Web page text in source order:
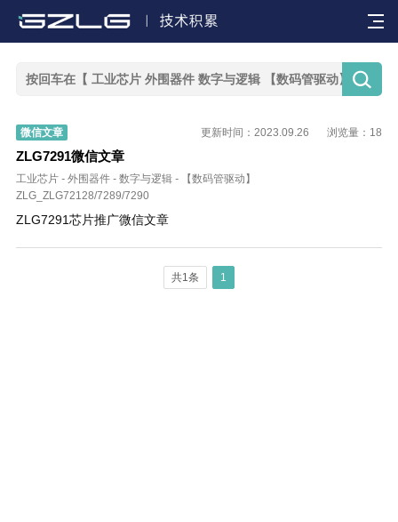


微信文章 浏览量：18
更新时间：2023.09.26
ZLG7291微信文章
工业芯片 - 外围器件 - 数字与逻辑 -
【数码管驱动】
ZLG_ZLG72128/7289/7290
ZLG7291芯片推广微信文章
共1条 1